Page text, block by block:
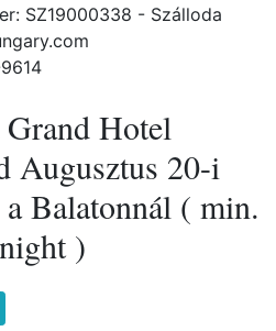
SZ19000338 - Szálloda
Hotel
Augusztus 20-i
a Balatonnál ( min.
)